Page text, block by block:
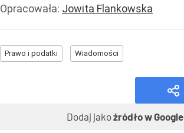
Opracowała: Jowita Flankowska
Prawo i podatki Wiadomości
Dodaj jakoźródło w Google